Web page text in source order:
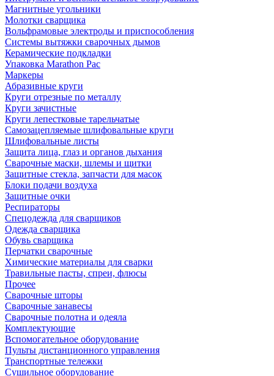
Магнитные угольники
Молотки сварщика
Вольфрамовые электроды и приспособления
Системы вытяжки сварочных дымов
Керамические подкладки
Упаковка Marathon Pac
Маркеры
Абразивные круги
Круги отрезные по металлу
Круги зачистные
Круги лепестковые тарельчатые
Самозацепляемые шлифовальные круги
Шлифовальные листы
Защита лица, глаз и органов дыхания
Сварочные маски, шлемы и щитки
Защитные стекла, запчасти для масок
Блоки подачи воздуха
Защитные очки
Респираторы
Спецодежда для сварщиков
Одежда сварщика
Обувь сварщика
Перчатки сварочные
Химические материалы для сварки
Травильные пасты, спреи, флюсы
Прочее
Сварочные шторы
Сварочные занавесы
Сварочные полотна и одеяла
Комплектующие
Вспомогательное оборудование
Пульты дистанционного управления
Транспортные тележки
Сушильное оборудование